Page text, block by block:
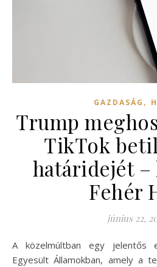
GAZDASÁG ,
Trump
TikTok
határidejét –
Fehér
június 22,
A közelmúltban egy jelentős esemény zajlott le az
Egyesült Államokban, amely a